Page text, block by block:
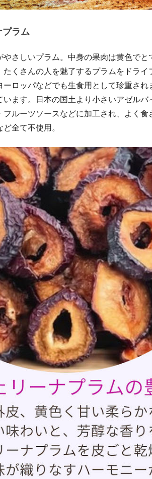
プラム
やさしいプラム。中身の果肉は黄色で
たくさんの人を魅了するプラムをドラ
ーロッパなどでも生食用として珍重され
います。日本の国土より小さいアゼル
フルーツソースなどに加工され、よく
全て不使用。